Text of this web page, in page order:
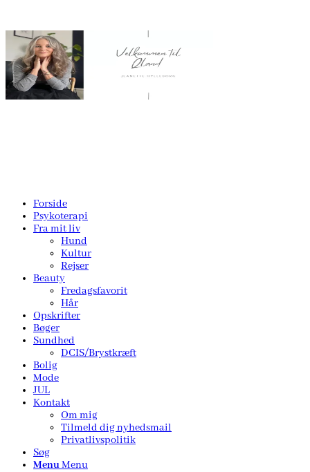
Forside
Psykoterapi
Fra mit liv
Hund
Kultur
Rejser
Beauty
Fredagsfavorit
Hår
Opskrifter
Bøger
Sundhed
DCIS/Brystkræft
Bolig
Mode
JUL
Kontakt
Om mig
Tilmeld dig nyhedsmail
Privatlivspolitik
Søg
MenuMenu